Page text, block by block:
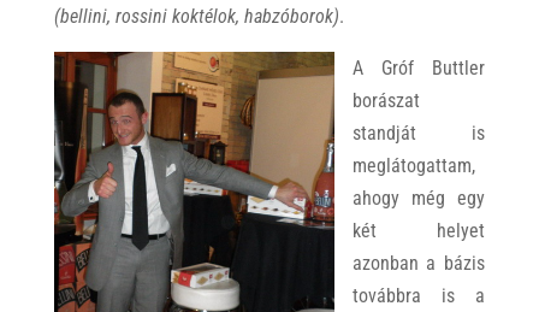
(bellini, rossini koktélok, habzóborok).
A Gróf Buttler
borászat
standját is
meglátogattam,
ahogy még egy
két helyet
azonban a bázis
továbbra is a